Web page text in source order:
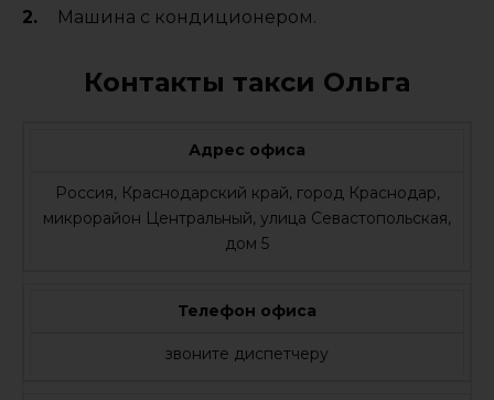
Машина с кондиционером.
Контакты такси Ольга
Адрес офиса
Россия, Краснодарский край, город Краснодар,
микрорайон Центральный, улица Севастопольская,
дом 5
Телефон офиса
звоните диспетчеру